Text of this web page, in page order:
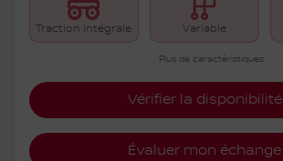
Traction intégrale Variable
Plus de caractéristiques
Vérifier la disponibilité
Évaluer mon échange